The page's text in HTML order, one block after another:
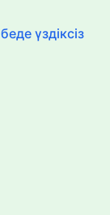
үздіксіз